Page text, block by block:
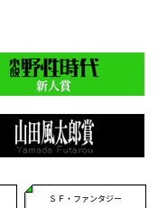
ＳＦ・ファンタジー